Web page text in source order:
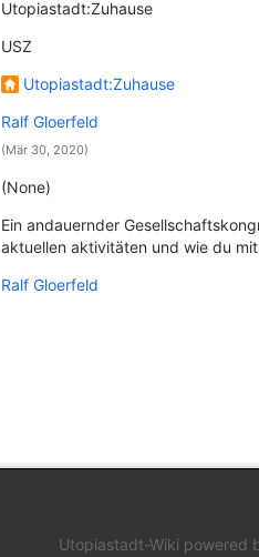
Utopiastadt:Zuhause
USZ
Utopiastadt:Zuhause
Ralf Gloerfeld
(Mär 30, 2020)
(None)
Ein andauernder
aktuellen aktivitäten und wie du
Ralf Gloerfeld
Utopiastadt-Wiki powered